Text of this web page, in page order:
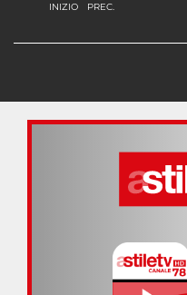
INIZIO PREC.